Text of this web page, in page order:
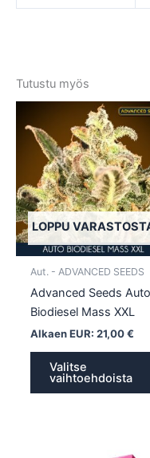
Tutustu myös
LOPPU
Aut. - ADVANCED SEEDS
Advanced Seeds Auto
Biodiesel Mass XXL
Alkaen EUR: 21,00€
Valitse
vaihtoehdoista